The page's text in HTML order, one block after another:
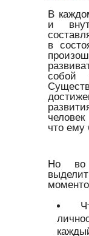
В
и
в
собой
что ему
Но во